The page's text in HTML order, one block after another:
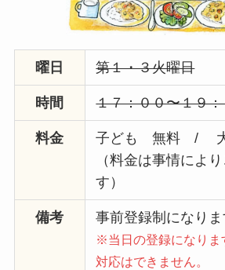
曜日 第１・３火曜日
時間 １７：００〜１９
料金
子ども 無料 /
（料金は事情によ
す）
備考 事前登録制になりま
※当日の登録になりま
対応はできません。